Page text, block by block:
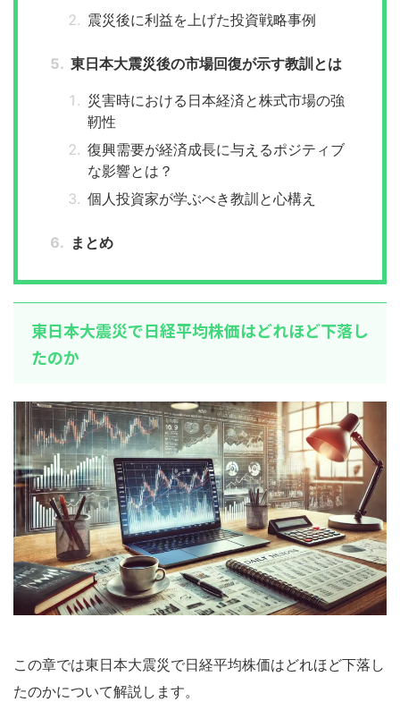
震災後に利益を上げた投資戦略事例
東日本大震災後の市場回復が示す教訓とは
災害時における日本経済と株式市場の強
靭性
復興需要が経済成長に与えるポジティブ
な影響とは？
個人投資家が学ぶべき教訓と心構え
まとめ
東日本大震災で日経平均株価はどれほど下落し
たのか
この章では東日本大震災で日経平均株価はどれほど下落し
たのかについて解説します。